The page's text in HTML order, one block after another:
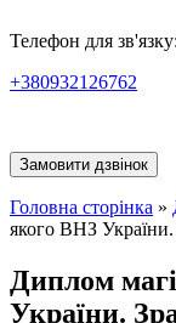
Телефон для зв'язку:
+380932126762
Замовити дзвінок
Головна сторінка »
якого ВНЗ
Диплом
України.